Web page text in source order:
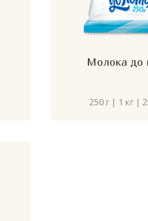
Молока до
250 г | 1 кг |